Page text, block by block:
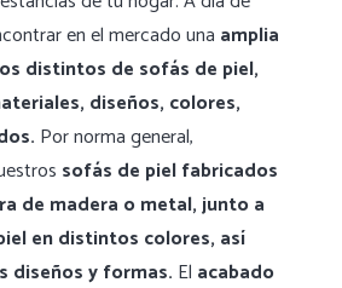
en el mercado una amplia
distintos de sofás de piel,
diseños, colores,
Por norma general,
sofás de piel fabricados
de madera o metal, junto a
en distintos colores, así
diseños y formas. El acabado